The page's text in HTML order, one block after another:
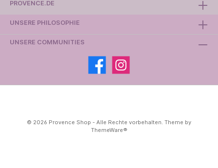
PROVENCE.DE
UNSERE PHILOSOPHIE
UNSERE COMMUNITIES
© 2026 Provence Shop - Alle Rechte vorbehalten. Theme by
ThemeWare®